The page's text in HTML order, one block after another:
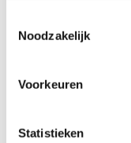
Noodzakelijk
Voorkeuren
Statistieken
boilers
boilers in het
van de boiler die je